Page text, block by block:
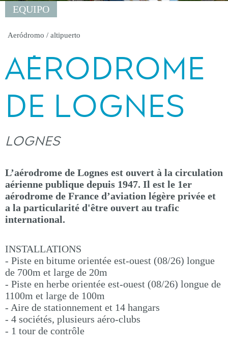
EQUIPO
Aeródromo / altipuerto
AÉRODROME
DE LOGNES
LOGNES
L’aérodrome de Lognes est ouvert à la circulation
aérienne publique depuis 1947. Il est le 1er
aérodrome de France d’aviation légère privée et
a la particularité d'être ouvert au trafic
international.
INSTALLATIONS
- Piste en bitume orientée est-ouest (08/26) longue
de 700m et large de 20m
- Piste en herbe orientée est-ouest (08/26) longue de
1100m et large de 100m
- Aire de stationnement et 14 hangars
- 4 sociétés, plusieurs aéro-clubs
- 1 tour de contrôle